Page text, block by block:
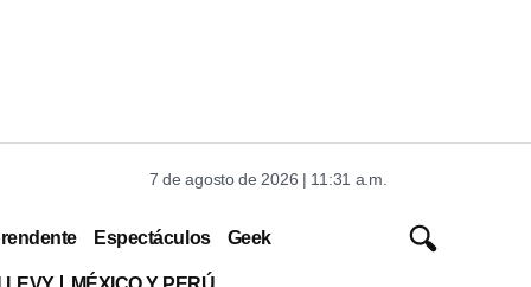
7 de agosto de 2026 | 11:31 a.m.
Espectáculos Geek